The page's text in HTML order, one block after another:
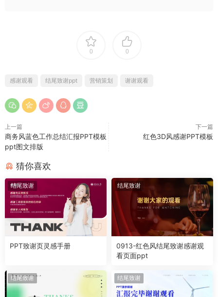
0 0
感谢观看 结尾致谢ppt 营销策划 谢谢观看
上一篇
商务风蓝色工作总结汇报PPT模板
ppt图文排版
下一篇
红色3D风感谢PPT模板
猜你喜欢
结尾致谢
PPT致谢页灵感手册
结尾致谢
0913-红色风结尾致谢感谢观
看页面ppt
结尾致谢 结尾致谢